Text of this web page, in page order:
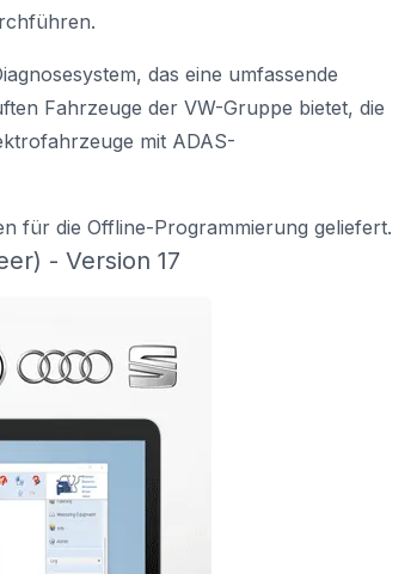
das eine umfassende
Fahrzeuge der VW-Gruppe bietet, die
mit ADAS-
für die Offline-Programmierung geliefert.
- Version 17